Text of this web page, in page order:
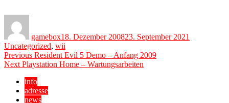
gamebox18. Dezember 200823. September 2021
Uncategorized, wii
Beitragsnavigation
Previous Previous
post:
Resident Evil 5 Demo – Anfang 2009
Next Next
Playstation Home – Wartungsarbeiten
info
adresse
news